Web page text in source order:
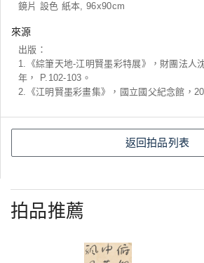
鏡片 設色 紙本, 96x90cm
來源
出版：
1.《綜筆天地-江明賢墨彩特展》，財團法人
年， P.102-103。
2.《江明賢墨彩畫集》，國立國父紀念館，
返回拍品列表
拍品推薦